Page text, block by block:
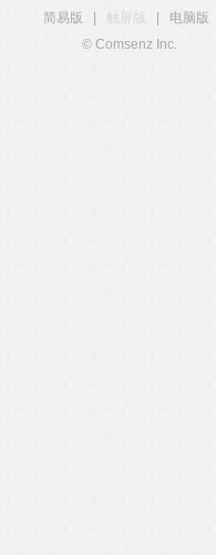
简易版
触屏版 电脑版
© Comsenz Inc.